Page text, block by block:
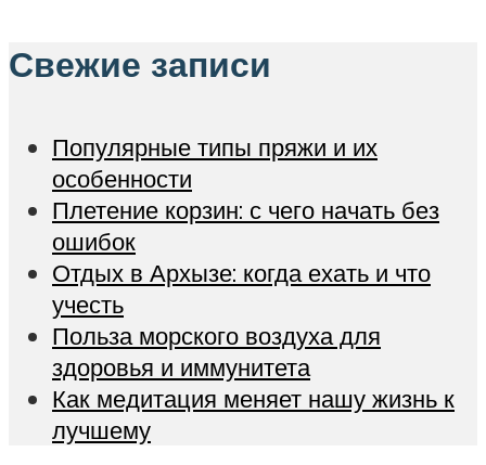
Свежие записи
Популярные типы пряжи и их
особенности
Плетение корзин: с чего начать без
ошибок
Отдых в Архызе: когда ехать и что
учесть
Польза морского воздуха для
здоровья и иммунитета
Как медитация меняет нашу жизнь к
лучшему